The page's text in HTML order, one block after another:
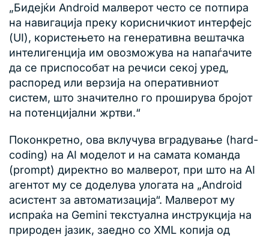
„Бидејќи Android малверот често се потпира
на навигација преку корисничкиот интерфејс
(UI), користењето на генеративна вештачка
интелигенција им овозможува на напаѓачите
да се приспособат на речиси секој уред,
распоред или верзија на оперативниот
систем, што значително го проширува бројот
на потенцијални жртви.“
Поконкретно, ова вклучува вградување (hard-
coding) на AI моделот и на самата команда
(prompt) директно во малверот, при што на AI
агентот му се доделува улогата на „Android
асистент за автоматизација“. Малверот му
испраќа на Gemini текстуална инструкција на
природен јазик, заедно со XML копија од